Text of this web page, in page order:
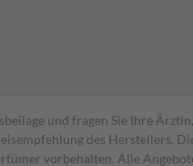
und fragen Sie Ihre
des Herstellers.
vorbehalten. Alle